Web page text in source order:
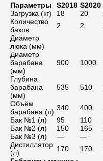
Параметры S2018 S2020
Загрузка (кг)
18 20
Количество
баков
2 2
Диаметр
люка (мм)
Диаметр
барабана
(мм)
900 1000
Глубина
барабана
(мм)
535 510
Объём
барабана (л) 340 400
Бак №1 (л)
95 110
Бак №2 (л)
150 165
Бак №3 (л)
— —
Дистиллятор
(л)
170 170